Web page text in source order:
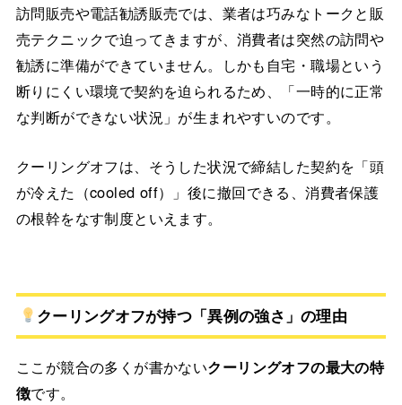
訪問販売や電話勧誘販売では、業者は巧みなトークと販
売テクニックで迫ってきますが、消費者は突然の訪問や
勧誘に準備ができていません。しかも自宅・職場という
断りにくい環境で契約を迫られるため、「一時的に正常
な判断ができない状況」が生まれやすいのです。
クーリングオフは、そうした状況で締結した契約を「頭
が冷えた（cooled off）」後に撤回できる、消費者保護
の根幹をなす制度といえます。
クーリングオフが持つ「異例の強さ」の理由
ここが競合の多くが書かないクーリングオフの最大の特
徴です。